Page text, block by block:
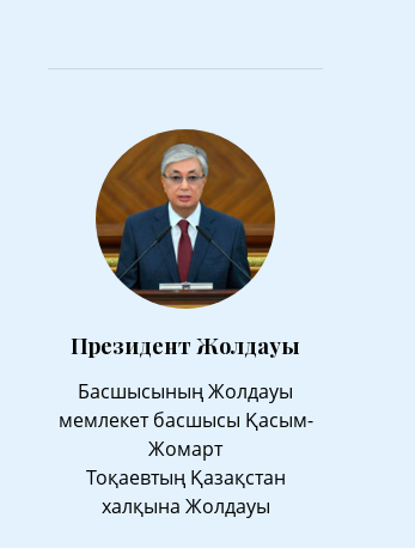
Президент Жолдауы
Басшысының Жолдауы
мемлекет басшысы Қасым-
Жомарт
Тоқаевтың Қазақстан
халқына Жолдауы